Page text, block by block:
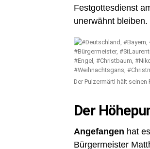
Festgottesdienst
unerwähnt bleiben.
Der Pulzermärtl hält
Der
Angefangen hat
Bürgermeister